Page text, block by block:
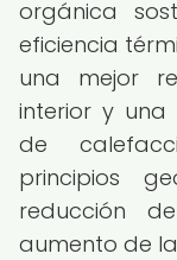
orgánica
eficiencia
una mejor
interior y una
de
principios
reducción
aumento de